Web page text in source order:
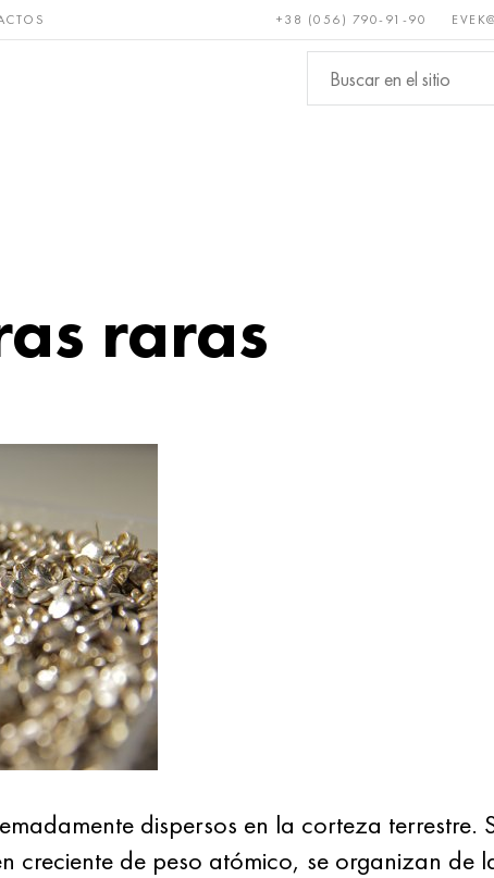
+38 (056) 790-91-90
Bronce, cobre, Metales no
ferrosos
raras
dispersos en la corteza terrestre.
creciente de peso atómico, se organizan de